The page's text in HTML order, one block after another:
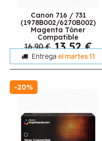
Canon 716 / 731
(1978B002/6270B002)
Magenta Tóner
Compatible
16,90 € 13,52 €
Entrega el martes 11
-20%